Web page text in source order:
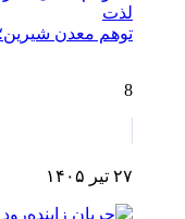
توهم معدن شیرین؛
8
۲۷ تیر ۱۴۰۵